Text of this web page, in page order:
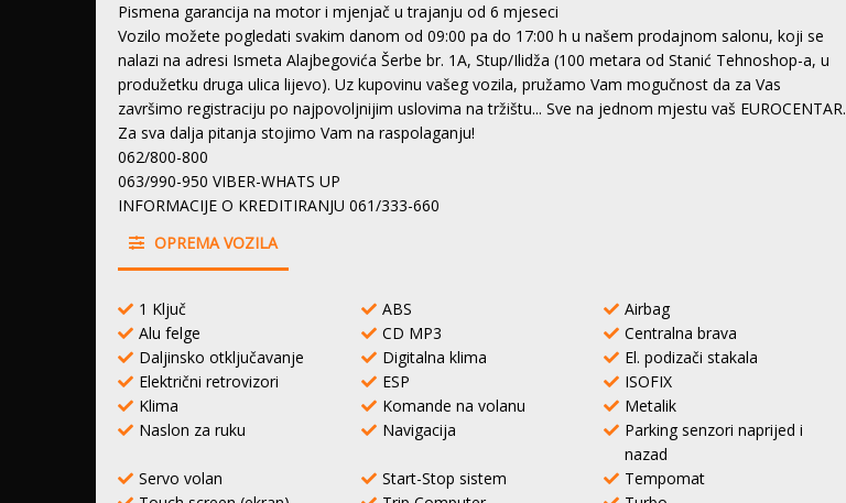
Pismena garancija na motor i mjenjač u trajanju od 6 mjeseci
Vozilo možete pogledati svakim danom od 09:00 pa do 17:00 h u našem prodajnom salonu, koji se
nalazi na adresi Ismeta Alajbegovića Šerbe br. 1A, Stup/Ilidža (100 metara od Stanić Tehnoshop-a, u
produžetku druga ulica lijevo). Uz kupovinu vašeg vozila, pružamo Vam mogučnost da za Vas
završimo registraciju po najpovoljnijim uslovima na tržištu... Sve na jednom mjestu vaš EUROCENTAR.
Za sva dalja pitanja stojimo Vam na raspolaganju!
062/800-800
063/990-950 VIBER-WHATS UP
INFORMACIJE O KREDITIRANJU 061/333-660
OPREMA VOZILA
1 Ključ ABS
Airbag
Alu felge
CD MP3
Centralna brava
Daljinsko otključavanje
Digitalna klima
El. podizači stakala
Električni retrovizori
ESP
ISOFIX
Klima
Komande na volanu
Metalik
Naslon za ruku
Navigacija
Parking senzori naprijed i
nazad
Servo volan
Start-Stop sistem
Tempomat